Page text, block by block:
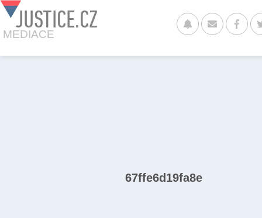
JUSTICE.CZ
MEDIACE
67ffe6d19fa8e